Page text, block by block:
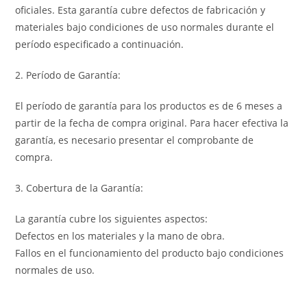
oficiales. Esta garantía cubre defectos de fabricación y
materiales bajo condiciones de uso normales durante el
período especificado a continuación.
2. Período de Garantía:
El período de garantía para los productos es de 6 meses a
partir de la fecha de compra original. Para hacer efectiva la
garantía, es necesario presentar el comprobante de
compra.
3. Cobertura de la Garantía:
La garantía cubre los siguientes aspectos:
Defectos en los materiales y la mano de obra.
Fallos en el funcionamiento del producto bajo condiciones
normales de uso.